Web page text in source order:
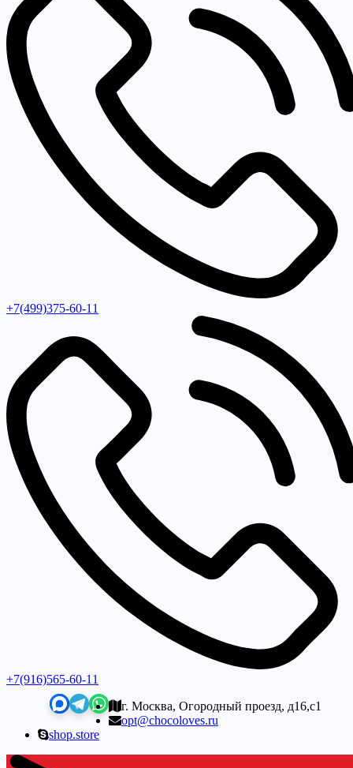
+7(499)375-60-11
+7(916)565-60-11
г. Москва, Огородный проезд, д16,с1
opt@chocoloves.ru
shop.store